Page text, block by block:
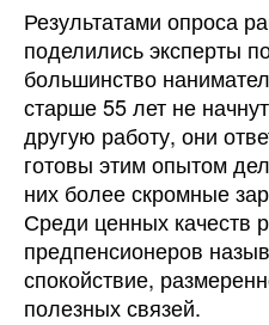
Результатами опроса
поделились эксперты
большинство
старше 55 лет не
другую работу, они
готовы этим опытом
них более скромные
Среди ценных качеств
предпенсионеров
спокойствие,
полезных связей.